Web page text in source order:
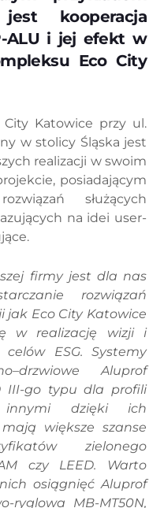
kooperacja
ALU i jej efekt w
Eco City
Katowice przy ul.
w stolicy Śląska jest
realizacji w swoim
posiadającym
służących
na idei user-
firmy jest dla nas
rozwiązań
jak Eco City Katowice
w realizację wizji i
ESG. Systemy
Aluprof
III-go typu dla profili
innymi dzięki ich
większe szanse
zielonego
czy LEED. Warto
osiągnięć Aluprof
ryglowa MB-MT50N,